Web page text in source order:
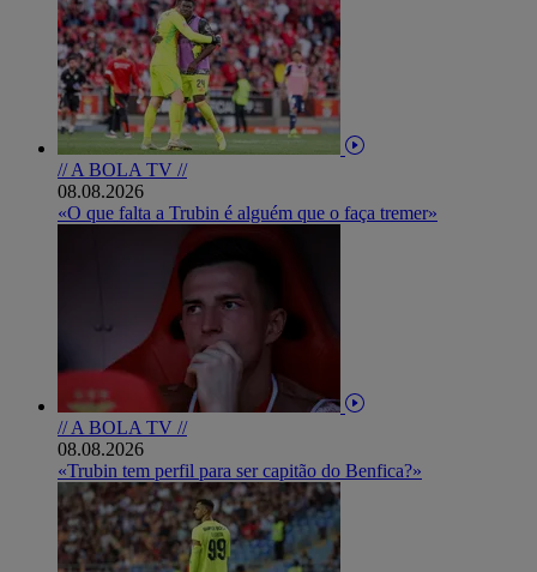
// A BOLA TV //
08.08.2026
«O que falta a Trubin é alguém que o faça tremer»
// A BOLA TV //
08.08.2026
«Trubin tem perfil para ser capitão do Benfica?»